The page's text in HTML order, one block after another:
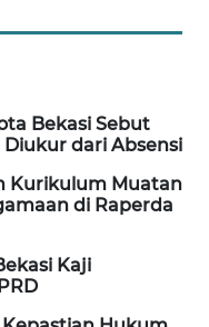
Bekasi Sebut
Diukur dari Absensi
Kurikulum Muatan
di Raperda
Kaji